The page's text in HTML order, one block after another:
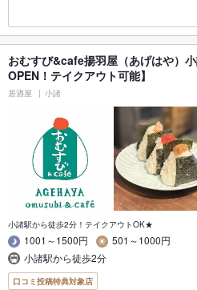
おむすび&cafe揚羽屋（あげはや）
OPEN！テイクアウト可能】
居酒屋 小諸
小諸駅から徒歩2分！テイクアウトOK★
1001～1500円
501～1000円
小諸駅から徒歩2分
口コミ投稿特典対象店